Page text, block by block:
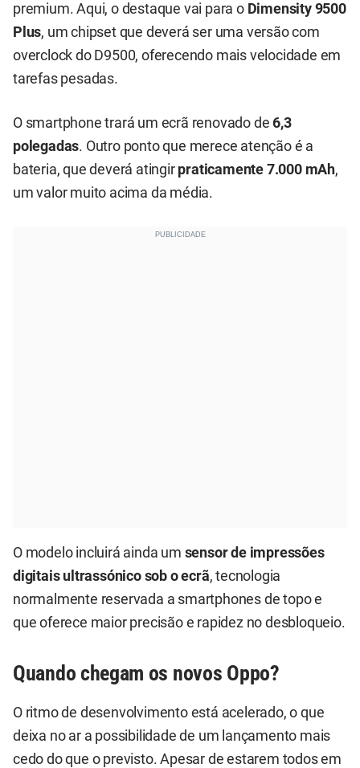
premium. Aqui, o destaque vai para o Dimensity 9500
Plus, um chipset que deverá ser uma versão com
overclock do D9500, oferecendo mais velocidade em
tarefas pesadas.
O smartphone trará um ecrã renovado de6,3
polegadas. Outro ponto que merece atenção é a
bateria, que deverá atingir praticamente 7.000 mAh,
um valor muito acima da média.
O modelo incluirá ainda um sensor de impressões
digitais ultrassónico sob o ecrã, tecnologia
normalmente reservada a smartphones de topo e
que oferece maior precisão e rapidez no desbloqueio.
Quando chegam os novos Oppo?
O ritmo de desenvolvimento está acelerado, o que
deixa no ar a possibilidade de um lançamento mais
cedo do que o previsto. Apesar de estarem todos em